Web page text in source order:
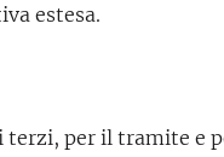
estesa.
per il tramite e